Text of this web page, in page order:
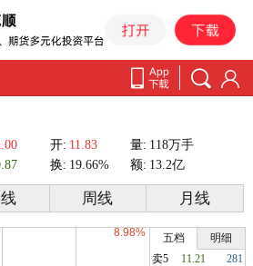
开: 11.83 量: 118万手
换: 19.66% 额: 13.2亿
周线 月线
五档
明细
卖5
11.21
281